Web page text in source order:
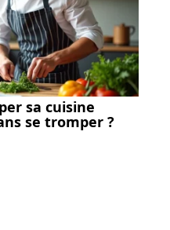
sa cuisine
se tromper ?